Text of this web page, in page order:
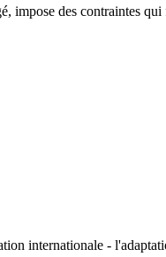
impose des contraintes
internationale -